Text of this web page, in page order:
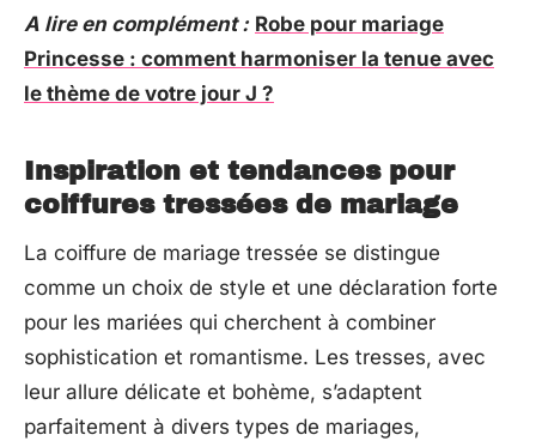
A lire en complément : Robe pour mariage
Princesse : comment harmoniser la tenue avec
le thème de votre jour J ?
Inspiration et tendances pour
coiffures tressées de mariage
La coiffure de mariage tressée se distingue
comme un choix de style et une déclaration forte
pour les mariées qui cherchent à combiner
sophistication et romantisme. Les tresses, avec
leur allure délicate et bohème, s’adaptent
parfaitement à divers types de mariages,